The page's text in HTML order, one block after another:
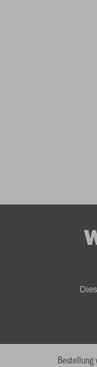
Bestellung